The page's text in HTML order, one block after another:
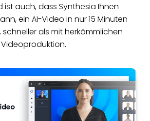
ist auch, dass Synthesia Ihnen
ein AI-Video in nur 15 Minuten
als mit herkömmlichen